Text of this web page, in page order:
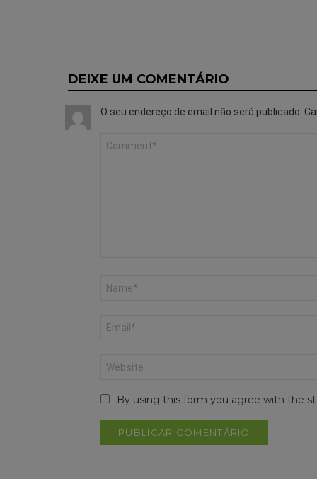
DEIXE UM COMENTÁRIO
O seu endereço de email não será publicado.
By using this form you agree with the